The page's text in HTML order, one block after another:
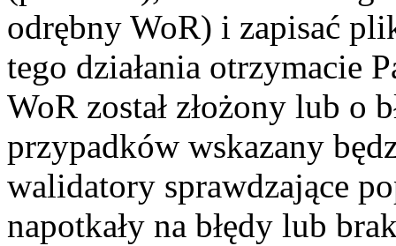
odrębny WoR) i zapisać
tego działania otrzymacie
WoR został złożony lub o
przypadków wskazany
walidatory sprawdzające
napotkały na błędy lub